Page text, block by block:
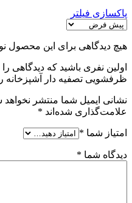
پاکسازی فیلتر
هیچ دیدگاهی برای این محصول
اولین نفری باشید که دیدگاهی
ظرفشویی تصفیه دار آشپزخانه
نشانی ایمیل شما منتشر نخواهد
علامت‌گذاری شده‌اند *
امتیاز شما *
دیدگاه شما *